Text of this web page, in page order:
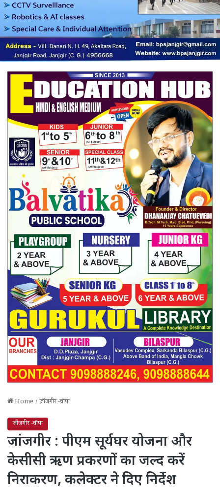
Home / जाँजगीर -चाँपा
जाँजगीर -चाँपा
जांजगीर : पीएम सूर्यघर योजना और
केसीसी ऋण प्रकरणों का जल्द करें
निराकरण, कलेक्टर ने दिए निर्देश